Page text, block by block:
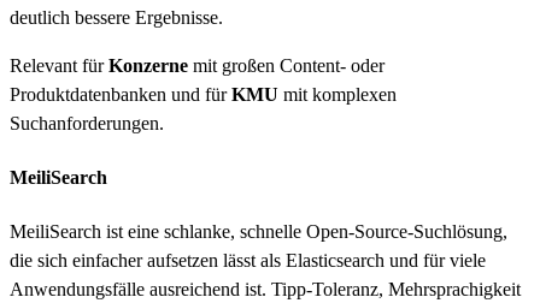
deutlich bessere Ergebnisse.
Relevant fürKonzerne mit großen Content- oder
Produktdatenbanken und fürKMU mit komplexen
Suchanforderungen.
MeiliSearch
MeiliSearch ist eine schlanke, schnelle Open-Source-Suchlösung,
die sich einfacher aufsetzen lässt als Elasticsearch und für viele
Anwendungsfälle ausreichend ist. Tipp-Toleranz, Mehrsprachigkeit